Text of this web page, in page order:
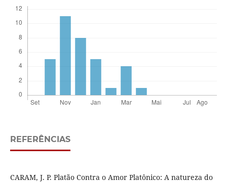
REFERÊNCIAS
CARAM, J. P. Platão Contra o Amor Platônico: A natureza do